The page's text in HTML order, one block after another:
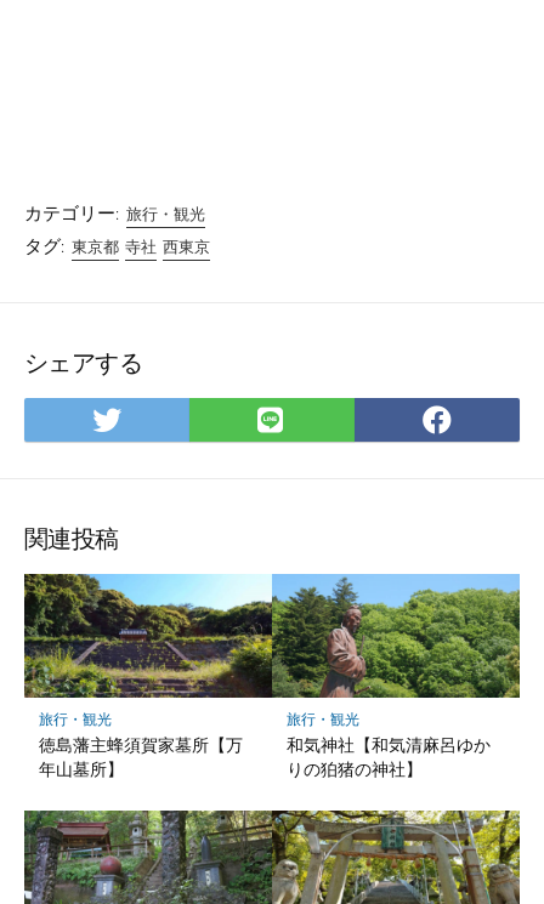
カテゴリー: 旅行・観光
タグ: 東京都 寺社 西東京
シェアする
Twitter
で
LINE
で
で
関連投稿
旅行・観光
徳島藩主蜂須賀家墓所【万
年山墓所】
旅行・観光
和気神社【和気清麻呂ゆか
りの狛猪の神社】